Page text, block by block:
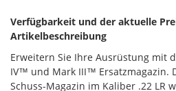
Verfügbarkeit und der aktuelle
Artikelbeschreibung
Erweitern Sie Ihre Ausrüstung mit
IV™ und Mark III™ Ersatzmagazin.
Schuss-Magazin im Kaliber .22 LR